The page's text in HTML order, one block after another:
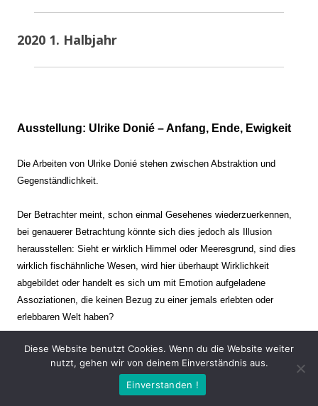
2020 1. Halbjahr
Ausstellung: Ulrike Donié – Anfang, Ende, Ewigkeit
Die Arbeiten von Ulrike Donié stehen zwischen Abstraktion und
Gegenständlichkeit.
Der Betrachter meint, schon einmal Gesehenes wiederzuerkennen,
bei genauerer Betrachtung könnte sich dies jedoch als Illusion
herausstellen: Sieht er wirklich Himmel oder Meeresgrund, sind dies
wirklich fischähnliche Wesen, wird hier überhaupt Wirklichkeit
abgebildet oder handelt es sich um mit Emotion aufgeladene
Assoziationen, die keinen Bezug zu einer jemals erlebten oder
erlebbaren Welt haben?
Verharren und Dynamik stehen sich dabei gegenüber. Zeit steht still
oder verrinnt im Nu. Es soll dabei eine Spannung, auch farblich, bis
zur Schmerzgrenze erzeugt werden. Die Arbeiten stellen ambivalente
Diese Website benutzt Cookies. Wenn du die Website weiter
nutzt, gehen wir von deinem Einverständnis aus.
Einverstanden !